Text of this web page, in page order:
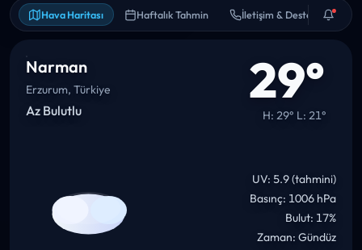
Hava Haritası Haftalık Tahmin İletişim & Destek
Narman
Erzurum, Türkiye
Az Bulutlu 29°
H: 29° L: 21°
UV: 5.9 (tahmini)
Basınç: 1006 hPa
Bulut: 17%
Zaman: Gündüz